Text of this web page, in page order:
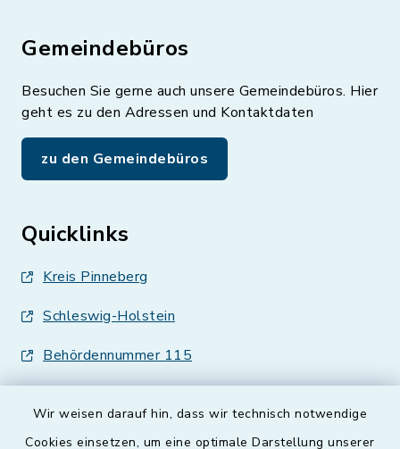
Wir weisen darauf hin, dass wir technisch notwendige
Cookies einsetzen, um eine optimale Darstellung unserer
Gemeindebüros
Besuchen Sie gerne auch unsere Gemeindebüros. Hier
geht es zu den Adressen und Kontaktdaten
zu den Gemeindebüros
Quicklinks
Kreis Pinneberg
Schleswig-Holstein
Behördennummer 115